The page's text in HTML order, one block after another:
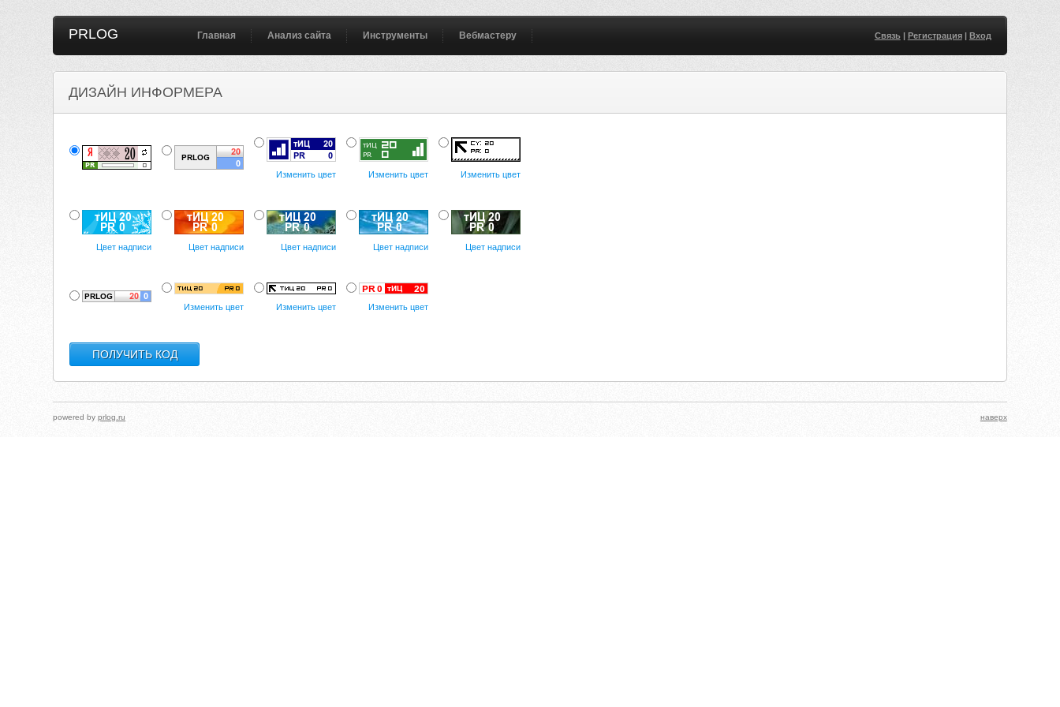
PRLOG Главная Анализ сайта Инструменты Вебмастеру Связь| Регистрация| Вход
ДИЗАЙН ИНФОРМЕРА
Изменить цвет Изменить цвет Изменить цвет
Цвет надписи Цвет надписи Цвет надписи Цвет надписи Цвет надписи
Изменить цвет Изменить цвет Изменить цвет
powered byprlog.ru наверх